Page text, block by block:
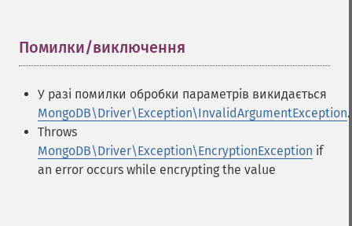
Помилки/виключення
У разі помилки обробки параметрів викидається
MongoDB\Driver\Exception\InvalidArgumentException.
Throws
MongoDB\Driver\Exception\EncryptionException if
an error occurs while encrypting the value